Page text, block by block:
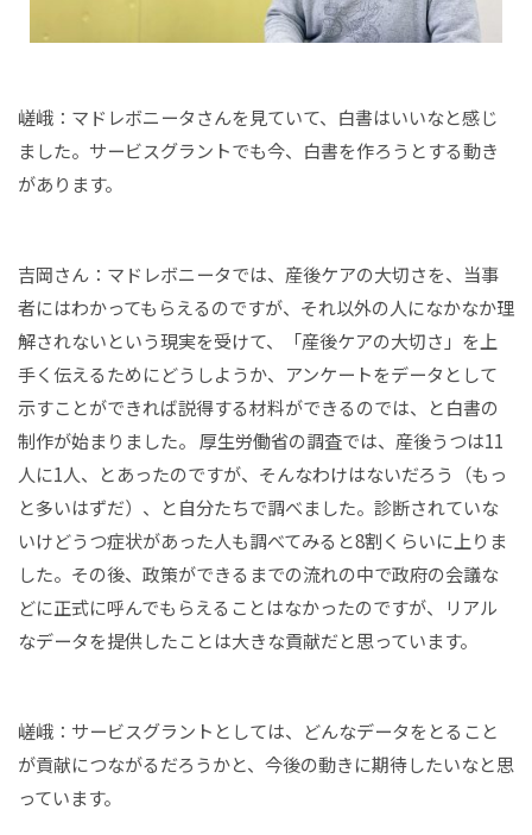
嵯峨：マドレボニータさんを見ていて、白書はいいなと感じ
ました。サービスグラントでも今、白書を作ろうとする動き
があります。
吉岡さん：マドレボニータでは、産後ケアの大切さを、当事
者にはわかってもらえるのですが、それ以外の人になかなか理
解されないという現実を受けて、「産後ケアの大切さ」を上
手く伝えるためにどうしようか、アンケートをデータとして
示すことができれば説得する材料ができるのでは、と白書の
制作が始まりました。 厚生労働省の調査では、産後うつは11
人に1人、とあったのですが、そんなわけはないだろう（もっ
と多いはずだ）、と自分たちで調べました。診断されていな
いけどうつ症状があった人も調べてみると8割くらいに上りま
した。その後、政策ができるまでの流れの中で政府の会議な
どに正式に呼んでもらえることはなかったのですが、リアル
なデータを提供したことは大きな貢献だと思っています。
嵯峨：サービスグラントとしては、どんなデータをとること
が貢献につながるだろうかと、今後の動きに期待したいなと思
っています。